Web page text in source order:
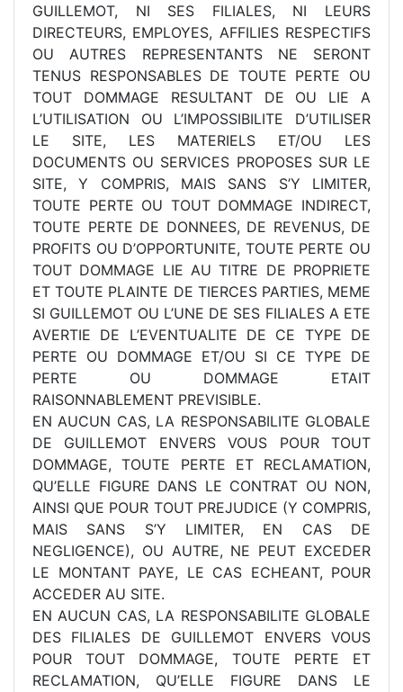
GUILLEMOT, NI SES FILIALES, NI LEURS
DIRECTEURS, EMPLOYES, AFFILIES RESPECTIFS
OU AUTRES REPRESENTANTS NE SERONT
TENUS RESPONSABLES DE TOUTE PERTE OU
TOUT DOMMAGE RESULTANT DE OU LIE A
L’UTILISATION OU L’IMPOSSIBILITE D’UTILISER
LE SITE, LES MATERIELS ET/OU LES
DOCUMENTS OU SERVICES PROPOSES SUR LE
SITE, Y COMPRIS, MAIS SANS S’Y LIMITER,
TOUTE PERTE OU TOUT DOMMAGE INDIRECT,
TOUTE PERTE DE DONNEES, DE REVENUS, DE
PROFITS OU D’OPPORTUNITE, TOUTE PERTE OU
TOUT DOMMAGE LIE AU TITRE DE PROPRIETE
ET TOUTE PLAINTE DE TIERCES PARTIES, MEME
SI GUILLEMOT OU L’UNE DE SES FILIALES A ETE
AVERTIE DE L’EVENTUALITE DE CE TYPE DE
PERTE OU DOMMAGE ET/OU SI CE TYPE DE
PERTE OU DOMMAGE ETAIT
RAISONNABLEMENT PREVISIBLE.
EN AUCUN CAS, LA RESPONSABILITE GLOBALE
DE GUILLEMOT ENVERS VOUS POUR TOUT
DOMMAGE, TOUTE PERTE ET RECLAMATION,
QU’ELLE FIGURE DANS LE CONTRAT OU NON,
AINSI QUE POUR TOUT PREJUDICE (Y COMPRIS,
MAIS SANS S’Y LIMITER, EN CAS DE
NEGLIGENCE), OU AUTRE, NE PEUT EXCEDER
LE MONTANT PAYE, LE CAS ECHEANT, POUR
ACCEDER AU SITE.
EN AUCUN CAS, LA RESPONSABILITE GLOBALE
DES FILIALES DE GUILLEMOT ENVERS VOUS
POUR TOUT DOMMAGE, TOUTE PERTE ET
RECLAMATION, QU’ELLE FIGURE DANS LE